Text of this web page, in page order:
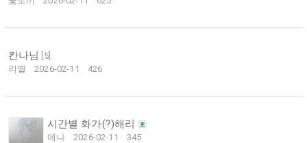
칸나님 5]
리옐
2026-02-11 426
시간별 화가(?)해리
에나 2026-02-11 345